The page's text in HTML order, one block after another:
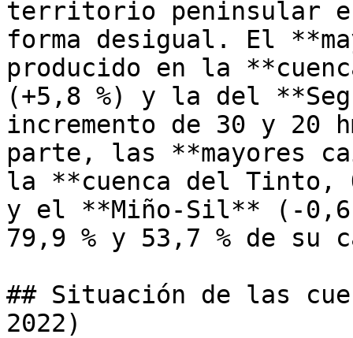
territorio peninsular
forma desigual. El
producido en la
(+5,8 %) y la del
incremento de 30 y 20
parte, las **mayores
la **cuenca del Tinto,
y el **Miño-Sil** (-0,6
79,9 % y 53,7 % de su
## Situación de las
2022)